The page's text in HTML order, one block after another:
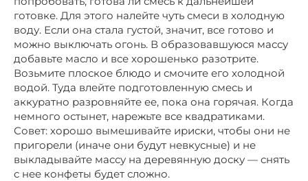
готовке. Для этого налейте чуть смеси в холодную
воду. Если она стала густой, значит, все готово и
можно выключать огонь. В образовавшуюся массу
добавьте масло и все хорошенько разотрите.
Возьмите плоское блюдо и смочите его холодной
водой. Туда влейте подготовленную смесь и
аккуратно разровняйте ее, пока она горячая. Когда
немного остынет, нарежьте все квадратиками.
Совет: хорошо вымешивайте ириски, чтобы они не
пригорели (иначе они будут невкусные) и не
выкладывайте массу на деревянную доску — снять
с нее конфеты будет сложно.